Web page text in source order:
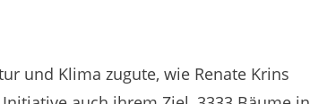
und Klima zugute, wie Renate Krins